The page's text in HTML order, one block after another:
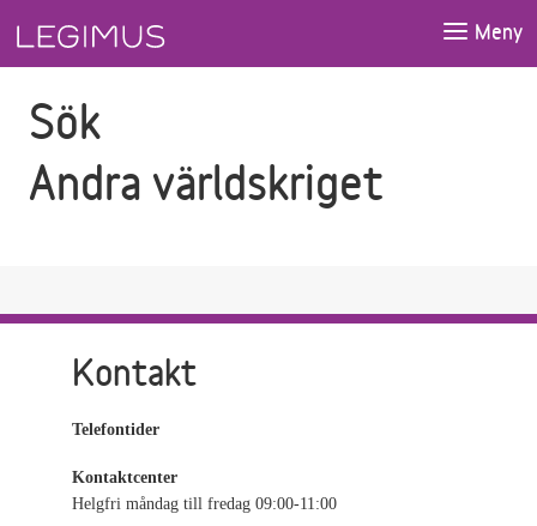
Meny
Sök
Andra världskriget
Kontakt
Telefontider
Kontaktcenter
Helgfri måndag till fredag 09:00-11:00